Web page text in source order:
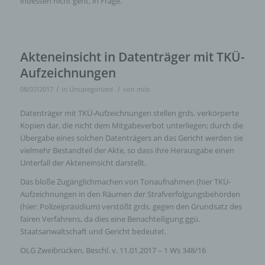
Akteneinsicht in Datenträger mit TKÜ-
Aufzeichnungen
08/07/2017 / in Uncategorized / von milo
Datenträger mit TKÜ-Aufzeichnungen stellen grds. verkörperte
Kopien dar, die nicht dem Mitgabeverbot unterliegen; durch die
Übergabe eines solchen Datenträgers an das Gericht werden sie
vielmehr Bestandteil der Akte, so dass ihre Herausgabe einen
Unterfall der Akteneinsicht darstellt.
Das bloße Zugänglichmachen von Tonaufnahmen (hier TKÜ-
Aufzeichnungen in den Räumen der Strafverfolgungsbehörden
(hier: Polizeipräsidium) verstößt grds. gegen den Grundsatz des
fairen Verfahrens, da dies eine Benachteiligung ggü.
Staatsanwaltschaft und Gericht bedeutet.
OLG Zweibrücken, Beschl. v. 11.01.2017 – 1 Ws 348/16
werden können, sofern diese zusätzlichen Informationen
zugewiesen werden.
g) Verantwortlicher oder für die Verarbeitung
Verantwortlicher
Verantwortlicher oder für die Verarbeitung Verantwortlicher ist
die natürliche oder juristische Person, Behörde, Einrichtung
oder andere Stelle, die allein oder gemeinsam mit anderen
über die Zwecke und Mittel der Verarbeitung von
personenbezogenen Daten entscheidet. Sind die Zwecke
und Mittel dieser Verarbeitung durch das Unionsrecht oder
das Recht der Mitgliedstaaten vorgegeben, so kann der
Verantwortliche beziehungsweise können die bestimmten
Kriterien seiner Benennung nach dem Unionsrecht oder dem
Recht der Mitgliedstaaten vorgesehen werden.
h) Auftragsverarbeiter
Auftragsverarbeiter ist eine natürliche oder juristische